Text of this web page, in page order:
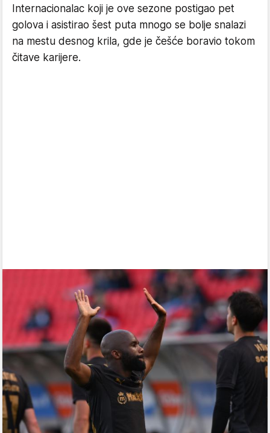
Internacionalac koji je ove sezone postigao pet
golova i asistirao šest puta mnogo se bolje snalazi
na mestu desnog krila, gde je češće boravio tokom
čitave karijere.